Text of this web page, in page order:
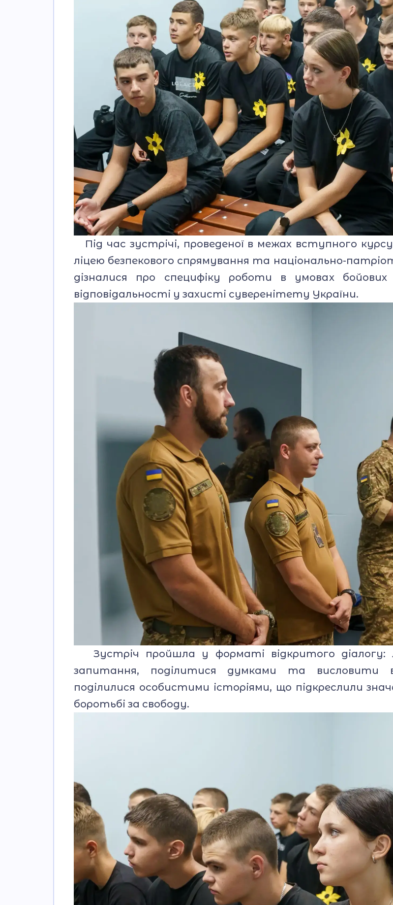
Під час зустрічі, проведеної в межах вступного курсу
ліцею безпекового спрямування та національно-
дізналися про специфіку роботи в умовах
відповідальності у захисті суверенітету України.
Зустріч пройшла у форматі відкритого діалогу:
запитання, поділитися думками та висловити
поділилися особистими історіями, що підкреслили
боротьбі за свободу.